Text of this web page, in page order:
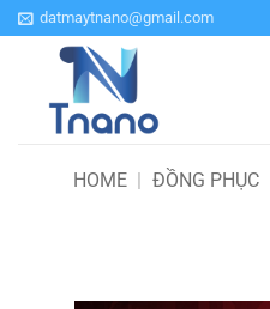
Bỏ
qua
datmaytnano@gmail.com
HOME | ĐỒNG PHỤC